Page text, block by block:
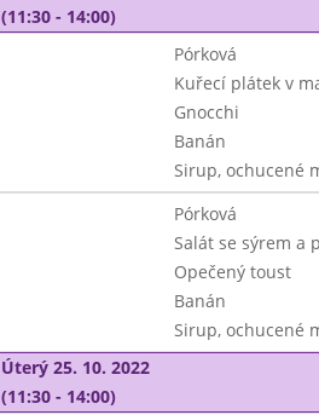
(11:30 - 14:00)
Pórková
Kuřecí plátek v
Gnocchi
Banán
Sirup, ochucené
Pórková
Salát se sýrem a
Opečený toust
Banán
Sirup, ochucené
Úterý 25. 10. 2022
(11:30 - 14:00)